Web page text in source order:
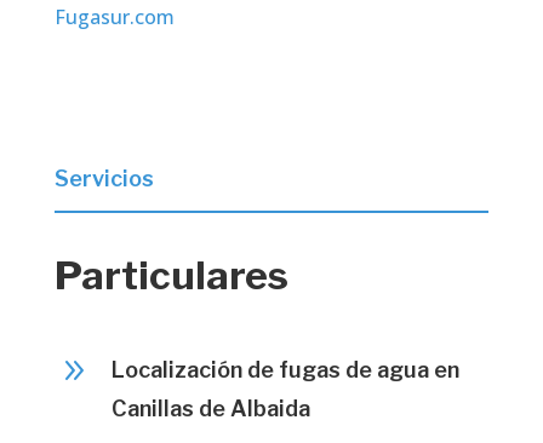
Fugasur.com
Servicios
Particulares
9
Localización de fugas de agua en
Canillas de Albaida